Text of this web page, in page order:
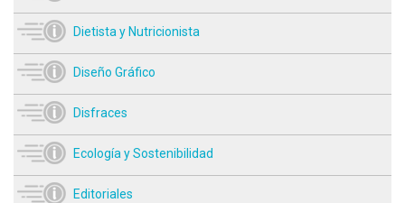
Dietista y Nutricionista
Diseño Gráfico
Disfraces
Ecología y Sostenibilidad
Editoriales